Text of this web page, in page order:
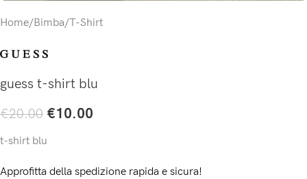
Home/Bimba/T-Shirt
guess t-shirt blu
€20.00 €10.00
t-shirt blu
Approfitta della spedizione rapida e sicura!